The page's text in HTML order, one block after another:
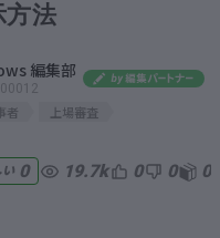
し
方法
編集部
者
上場審査
い 0 19.7k 0 0 0